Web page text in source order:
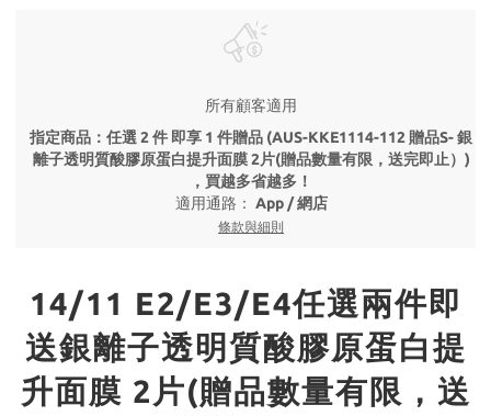
所有顧客適用
指定商品：任選 2 件 即享 1 件贈品 (AUS-KKE1114-112 贈品S- 銀
離子透明質酸膠原蛋白提升面膜 2片(贈品數量有限，送完即止）)
，買越多省越多！
適用通路： App / 網店
條款與細則
14/11 E2/E3/E4任選兩件即
送銀離子透明質酸膠原蛋白提
升面膜 2片(贈品數量有限，送